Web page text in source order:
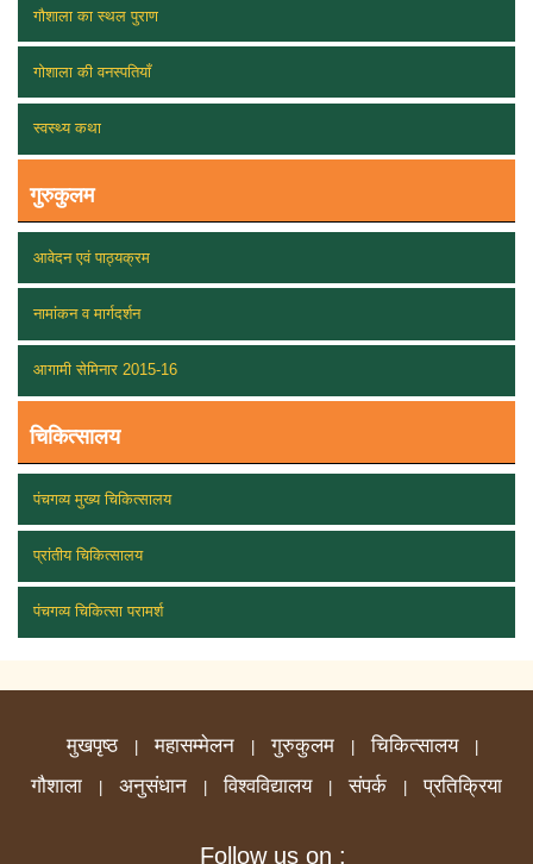
गौशाला का स्थल पुराण
गोशाला की वनस्पतियाँ
स्वस्थ्य कथा
गुरुकुलम
आवेदन एवं पाठ्यक्रम
नामांकन व मार्गदर्शन
आगामी सेमिनार 2015-16
चिकित्सालय
पंचगव्य मुख्य चिकित्सालय
प्रांतीय चिकित्सालय
पंचगव्य चिकित्सा परामर्श
मुखपृष्ठ महासम्मेलन गुरुकुलम चिकित्सालय
गौशाला अनुसंधान विश्वविद्यालय संपर्क प्रतिक्रिया
Follow us on :